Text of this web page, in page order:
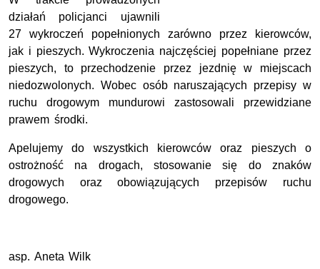
działań policjanci ujawnili
27 wykroczeń popełnionych zarówno przez kierowców,
jak i pieszych. Wykroczenia najczęściej popełniane przez
pieszych, to przechodzenie przez jezdnię w miejscach
niedozwolonych. Wobec osób naruszających przepisy w
ruchu drogowym mundurowi zastosowali przewidziane
prawem środki.
Apelujemy do wszystkich kierowców oraz pieszych o
ostrożność na drogach, stosowanie się do znaków
drogowych oraz obowiązujących przepisów ruchu
drogowego.
asp. Aneta Wilk